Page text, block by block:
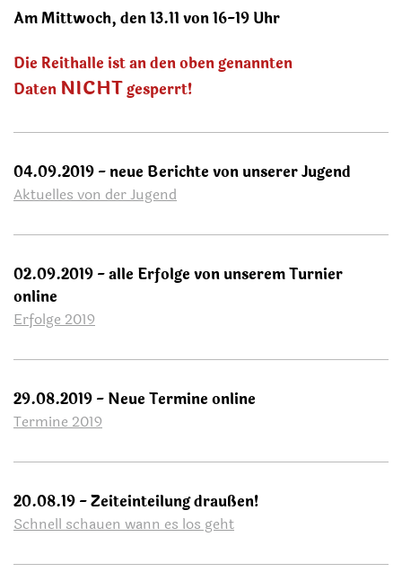
Am Mittwoch, den 13.11 von 16-19 Uhr
Die Reithalle ist an den oben genannten
Daten NICHTgesperrt!
04.09.2019 - neue Berichte von unserer Jugend
Aktuelles von der Jugend
02.09.2019 - alle Erfolge von unserem Turnier
online
Erfolge 2019
29.08.2019 - Neue Termine online
Termine 2019
20.08.19 - Zeiteinteilung draußen!
Schnell schauen wann es los geht